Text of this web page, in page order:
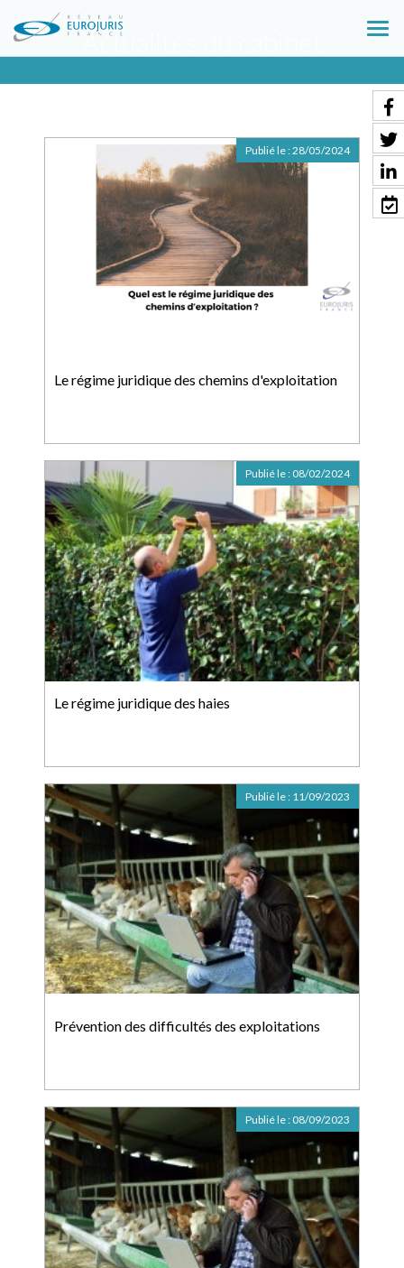
le
Actualités du cabinet
Le régime juridique des chemins d'exploitation
Publié le :28/05/2024
Le régime juridique des haies
Publié le : 08/02/2024
Prévention des difficultés des exploitations
Publié le : 11/09/2023
Publié le : 08/09/2023